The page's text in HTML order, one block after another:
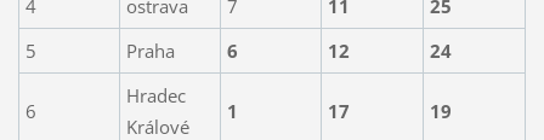
4
ostrava 7 11
25
5
Praha 6 12 24
6
Hradec
Králové
1 17 19